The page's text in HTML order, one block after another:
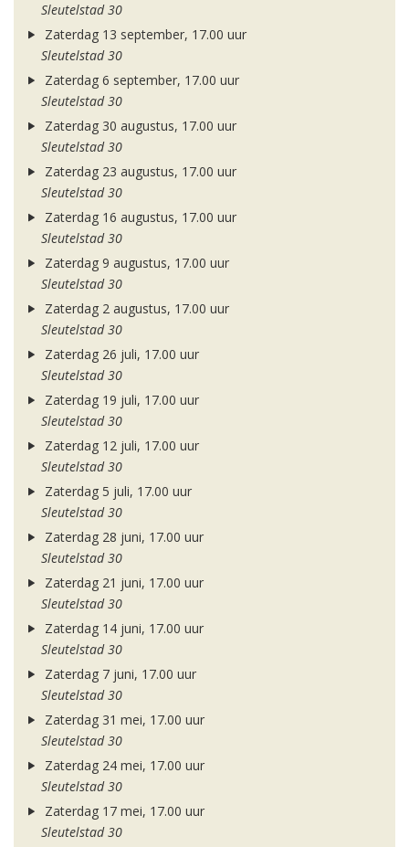
Sleutelstad 30
Zaterdag 13 september, 17.00 uur
Sleutelstad 30
Zaterdag 6 september, 17.00 uur
Sleutelstad 30
Zaterdag 30 augustus, 17.00 uur
Sleutelstad 30
Zaterdag 23 augustus, 17.00 uur
Sleutelstad 30
Zaterdag 16 augustus, 17.00 uur
Sleutelstad 30
Zaterdag 9 augustus, 17.00 uur
Sleutelstad 30
Zaterdag 2 augustus, 17.00 uur
Sleutelstad 30
Zaterdag 26 juli, 17.00 uur
Sleutelstad 30
Zaterdag 19 juli, 17.00 uur
Sleutelstad 30
Zaterdag 12 juli, 17.00 uur
Sleutelstad 30
Zaterdag 5 juli, 17.00 uur
Sleutelstad 30
Zaterdag 28 juni, 17.00 uur
Sleutelstad 30
Zaterdag 21 juni, 17.00 uur
Sleutelstad 30
Zaterdag 14 juni, 17.00 uur
Sleutelstad 30
Zaterdag 7 juni, 17.00 uur
Sleutelstad 30
Zaterdag 31 mei, 17.00 uur
Sleutelstad 30
Zaterdag 24 mei, 17.00 uur
Sleutelstad 30
Zaterdag 17 mei, 17.00 uur
Sleutelstad 30